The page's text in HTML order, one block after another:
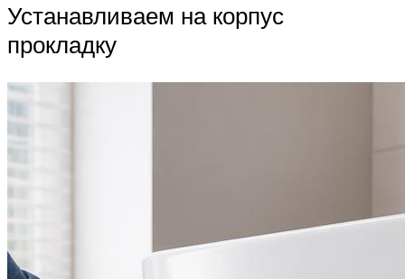
Устанавливаем на корпус
прокладку